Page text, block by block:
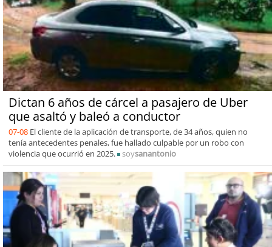
Dictan 6 años de cárcel a pasajero de Uber
que asaltó y baleó a conductor
07-08 El cliente de la aplicación de transporte, de 34 años, quien no
tenía antecedentes penales, fue hallado culpable por un robo con
violencia que ocurrió en 2025.
soysanantonio